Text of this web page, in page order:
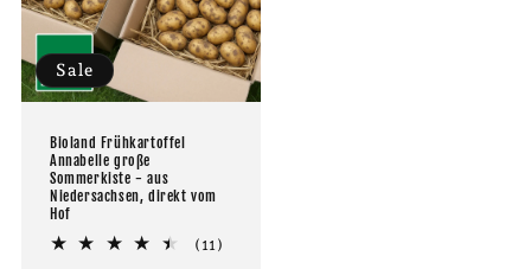
Sale
Bioland Frühkartoffel
Annabelle große
Sommerkiste - aus
Niedersachsen, direkt vom
Hof
(11)